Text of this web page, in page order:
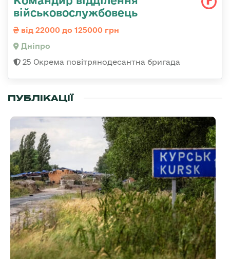
військовослужбовець
від 22000 до 125000 грн
Дніпро
25 Окрема повітрянодесантна бригада
ПУБЛІКАЦІЇ